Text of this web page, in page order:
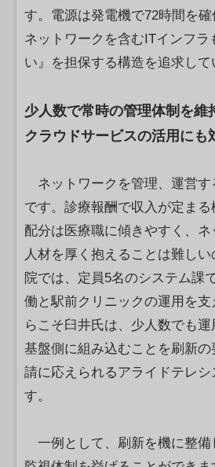
す。電源は発電機で72時間を確
ネットワークを含むITインフラ
い』を担保する構造を追求して
少人数で常時の管理体制を維
クラウドサービスの活用にも
ネットワークを管理、運営す
です。診療報酬で収入が定ま
配分は医療職に傾きやすく、
人材を厚く抱えることは難し
院では、定員5名のシステム課
働と駅前クリニックの運用を
らこそ臼井氏は、少人数でも
基盤側に組み込むことを刷新
請に応えられるアライドテレシ
す。
一例として、刷新を機に整備